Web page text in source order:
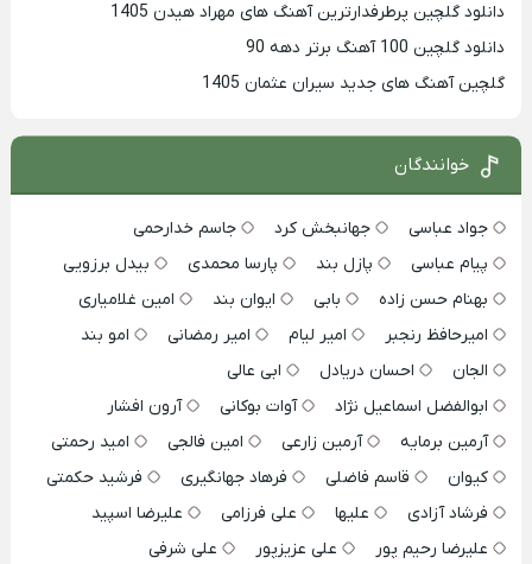
دانلود گلچین پرطرفدارترین آهنگ های مهراد هیدن 1405
دانلود گلچین 100 آهنگ برتر دهه 90
گلچین آهنگ های جدید سیران عثمان 1405
خوانندگان
جواد عباسی جهانبخش کرد
جاسم خدارحمی
پیام عباسی
پازل بند پارسا محمدی
بیدل برزویی
بهنام حسن زاده
بابی ایوان بند
امین غلامیاری
امیرحافظ رنجبر
امیر لیام امیر رمضانی
امو بند
الجان
احسان دریادل
ابی عالی
ابوالفضل اسماعیل نژاد
آوات بوکانی
آرون افشار
آرمین برمایه
آرمین زارعی امین فالجی
امید رحمتی
کیوان
قاسم فاضلی فرهاد جهانگیری
فرشید حکمتی
فرشاد آزادی
علیها علی فرزامی
علیرضا اسپید
علیرضا رحیم پور
علی عزیزپور
علی شرفی